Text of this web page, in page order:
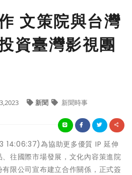
文策院與台灣
資臺灣影視團
新聞 新聞時事
14:06:37)為協助更多優質 IP 延伸
往國際市場發展，文化內容策進院
有限公司宣布建立合作關係，正式簽